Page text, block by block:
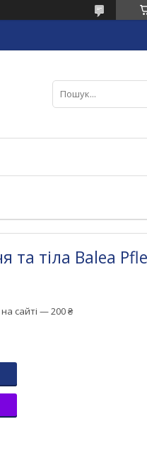
та тіла Balea
сайті — 200 ₴